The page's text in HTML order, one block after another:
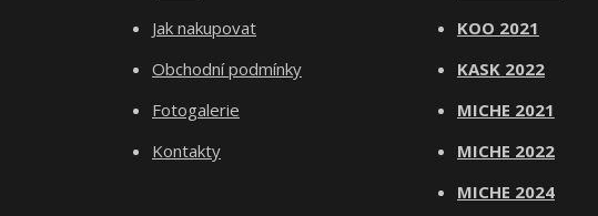
Jak nakupovat
Obchodní podmínky
Fotogalerie
Kontakty
KOO 2021
KASK 2022
MICHE 2021
MICHE 2022
MICHE 2024